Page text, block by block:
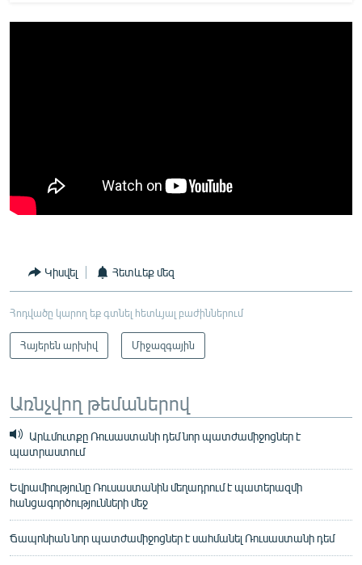
Կիսվել Հետևեք մեզ
Հոդվածը կարող եք գտնել հետևյալ բաժիններում
Հայերեն արխիվ Միջազգային
Առնչվող թեմաներով
Արևմուտքը Ռուսաստանի դեմ նոր պատժամիջոցներ է
պատրաստում
Եվրամիությունը Ռուսաստանին մեղադրում է պատերազմի
հանցագործությունների մեջ
Ճապոնիան նոր պատժամիջոցներ է սահմանել Ռուսաստանի դեմ